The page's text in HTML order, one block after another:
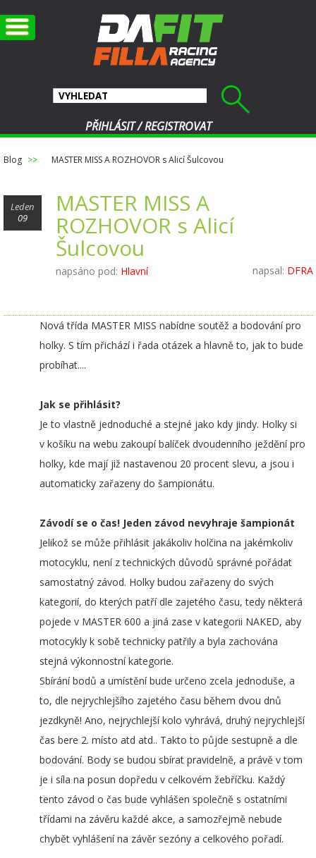
PŘIHLÁSIT/ REGISTROVAT
Blog MASTER MISS A ROZHOVOR s Alicí Šulcovou
Leden
09
MASTER MISS A
ROZHOVOR s Alicí
Šulcovou
napsáno pod: Hlavní napsal: DFRA
Nová třída MASTER MISS nabídne soutěž a bodování pro
holky. S tím přichází i řada otázek a hlavně to, jak to bude
probíhat....
Jak se přihlásit?
Je to vlastně jednoduché a stejné jako kdy jindy. Holky si
v košíku na webu zakoupí balíček dvoudenního ježdění pro
holky, kde mají již nastavenou 20 procent slevu, a jsou i
automaticky zařazeny do šampionátu.
Závodí se o čas! Jeden závod nevyhraje šampionát
Jelikož se může přihlásit jakákoliv holčina na jakémkoliv
motocyklu, není z technických důvodů správné pořádat
samostatný závod. Holky budou zařazeny do svých
kategorií, do kterých patří dle zajetého času, tedy některá
pojede v MASTER 600 a jiná zase v kategorii NAKED, aby
motocykly k sobě technicky patřily a byla zachována
stejná výkonnostní kategorie.
Sbírání bodů a umístění bude určeno zcela jednoduše, a
to, dle nejrychlejšího zajetého času během dvou dnů
jezdkyně! Ano, nejrychlejší kolo vyhrává, druhý nejrychlejší
čas bere 2. místo atd atd.. Takto to půjde sestupně a dle
bodování. Body se budou sbírat pravidelně, a právě v tom
je i síla na posun dopředu v celkovém žebříčku. Každý
tento závod o čas bude vyhlášen společně s ostatními
třídami na závěru každé akce, a samozřejmě nebude
chybět vyhlášení na závěr sezóny a celkového pořadí.